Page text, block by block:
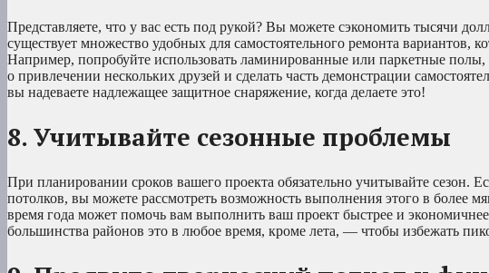
Представляете, что у вас есть под рукой? Вы можете сэкономить тысячи
существует множество удобных для самостоятельного ремонта вариантов,
Например, попробуйте использовать ламинированные или паркетные
о привлечении нескольких друзей и сделать часть демонстрации
вы надеваете надлежащее защитное снаряжение, когда делаете это!
8. Учитывайте сезонные проблемы
При планировании сроков вашего проекта обязательно учитывайте сезон.
потолков, вы можете рассмотреть возможность выполнения этого в более
время года может помочь вам выполнить ваш проект быстрее и
большинства районов это в любое время, кроме лета, — чтобы избежать